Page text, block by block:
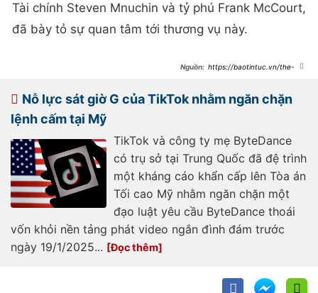
Tài chính Steven Mnuchin và tỷ phú Frank McCourt,
đã bày tỏ sự quan tâm tới thương vụ này.
https://baotintuc.vn/the-
20250118053342440.htm
Nỗ lực sát giờ G của TikTok nhằm ngăn chặn
lệnh cấm tại Mỹ
TikTok và công ty mẹ ByteDance
có trụ sở tại Trung Quốc đã đệ trình
một kháng cáo khẩn cấp lên Tòa án
Tối cao Mỹ nhằm ngăn chặn một
đạo luật yêu cầu ByteDance thoái
vốn khỏi nền tảng phát video ngắn đình đám trước
ngày 19/1/2025...